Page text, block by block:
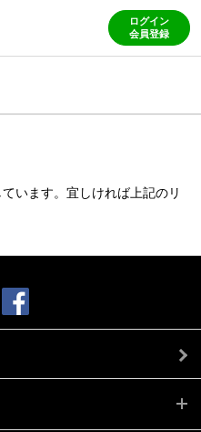
ログイン
会員登録
います。宜しければ上記のリ